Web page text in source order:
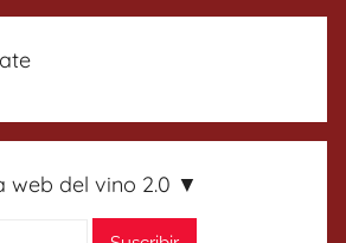
web del vino 2.0 ▼